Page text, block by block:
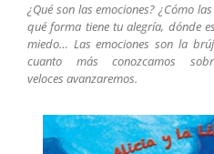
¿Qué son las emociones? ¿Cómo
qué forma tiene tu alegría, dónde
miedo… Las emociones son la
cuanto más conozcamos
veloces avanzaremos.